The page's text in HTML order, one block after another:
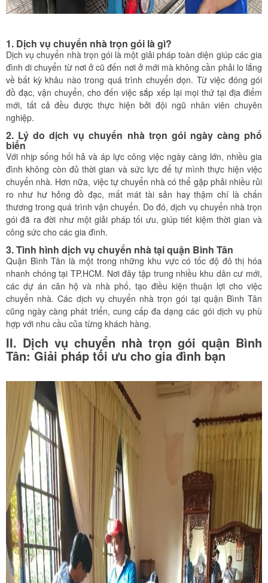
1. Dịch vụ chuyển nhà trọn gói là gì?
Dịch vụ chuyển nhà trọn gói là một giải pháp toàn diện giúp các gia
đình di chuyển từ nơi ở cũ đến nơi ở mới mà không cần phải lo lắng
về bất kỳ khâu nào trong quá trình chuyển dọn. Từ việc đóng gói
đồ đạc, vận chuyển, cho đến việc sắp xếp lại mọi thứ tại địa điểm
mới, tất cả đều được thực hiện bởi đội ngũ nhân viên chuyên
nghiệp.
2. Lý do dịch vụ chuyển nhà trọn gói ngày càng phổ
biến
Với nhịp sống hối hả và áp lực công việc ngày càng lớn, nhiều gia
đình không còn đủ thời gian và sức lực để tự mình thực hiện việc
chuyển nhà. Hơn nữa, việc tự chuyển nhà có thể gặp phải nhiều rủi
ro như hư hỏng đồ đạc, mất mát tài sản hay thậm chí là chấn
thương trong quá trình vận chuyển. Do đó, dịch vụ chuyển nhà trọn
gói đã ra đời như một giải pháp tối ưu, giúp tiết kiệm thời gian và
công sức cho các gia đình.
3. Tình hình dịch vụ chuyển nhà tại quận Bình Tân
Quận Bình Tân là một trong những khu vực có tốc độ đô thị hóa
nhanh chóng tại TP.HCM. Nơi đây tập trung nhiều khu dân cư mới,
các dự án căn hộ và nhà phố, tạo điều kiện thuận lợi cho việc
chuyển nhà. Các dịch vụ chuyển nhà trọn gói tại quận Bình Tân
cũng ngày càng phát triển, cung cấp đa dạng các gói dịch vụ phù
hợp với nhu cầu của từng khách hàng.
II. Dịch vụ chuyển nhà trọn gói quận Bình
Tân: Giải pháp tối ưu cho gia đình bạn